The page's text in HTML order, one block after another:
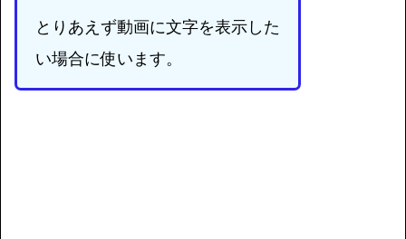
とりあえず動画に文字を表示した
い場合に使います。